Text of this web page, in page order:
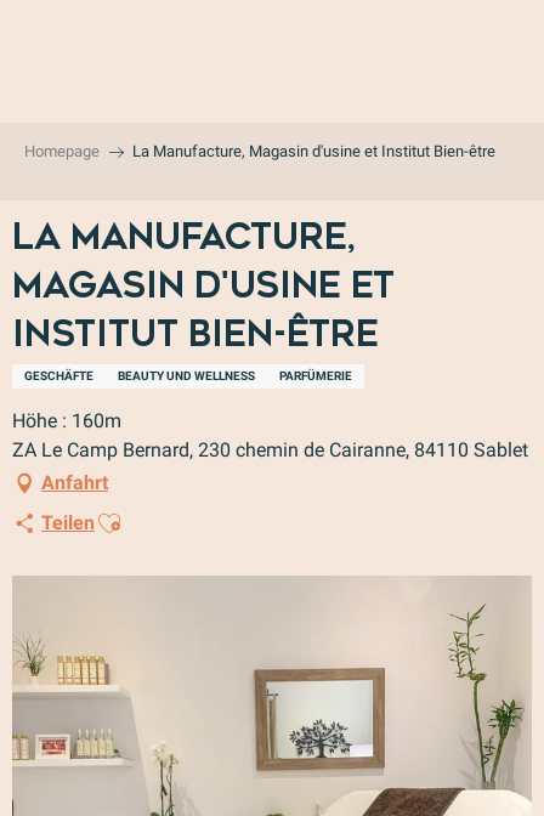
Homepage La Manufacture, Magasin d'usine et Institut Bien-être
La Manufacture,
Magasin d'usine et
Institut Bien-être
GESCHÄFTE BEAUTY UND WELLNESS PARFÜMERIE
Höhe : 160m
ZA Le Camp Bernard, 230 chemin de Cairanne, 84110 Sablet
Anfahrt
Teilen Ajouter aux favoris